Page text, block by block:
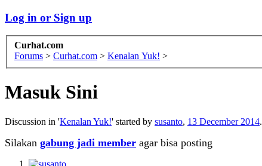
Log in or Sign up
Curhat.com
Forums > Curhat.com > Kenalan Yuk! >
Masuk Sini
Discussion in 'Kenalan Yuk!' started by susanto, 13 December 2014.
Silakan gabung jadi member agar bisa posting